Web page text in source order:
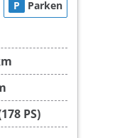
P Parken
PS)